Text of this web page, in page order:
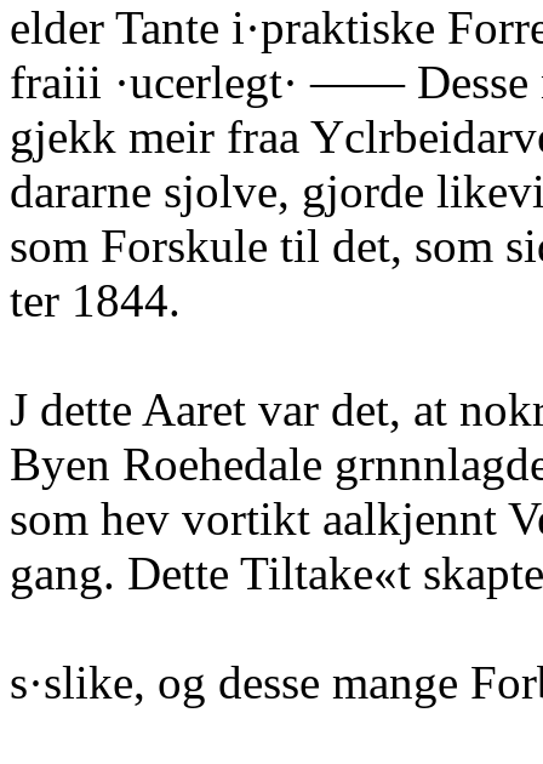
elder Tante i·praktiske
fraiii ·ucerlegt· —— Desse
gjekk meir fraa
dararne sjolve, gjorde
som Forskule til det, som
ter 1844.
J dette Aaret var det, at
Byen Roehedale
som hev vortikt aalkjennt
gang. Dette Tiltake«t
s·slike, og desse mange